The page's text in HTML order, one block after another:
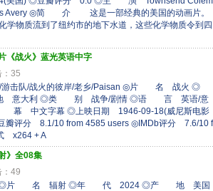
◎简 介 这是一部经典的美国的动画片。
学物质流到了纽约市的地下水道，这些化学物质令到四
《战火》蓝光英语中字
：35
队/战火的彼岸/老乡/Paisan ◎片 名 战火 ◎
大利 ◎类 别 战争/剧情 ◎语 言 英语/意
幕 中文字幕 ◎上映日期 1946-09-18(威尼斯电影
瓣评分 8.1/10 from 4585 users ◎IMDb评分 7.6/10 f
x264 + A
》全08集
：49
◎片 名 辐射 ◎年 代 2024 ◎产 地 美国